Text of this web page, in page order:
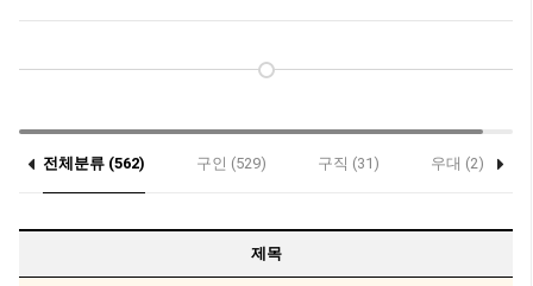
전체분류 (562) 구인 (529) 구직 (31) 우대 (2)
제목